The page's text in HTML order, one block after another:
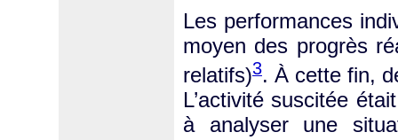
Les performances
moyen des progrès
relatifs)3. À cette fin,
L’activité suscitée
à analyser une